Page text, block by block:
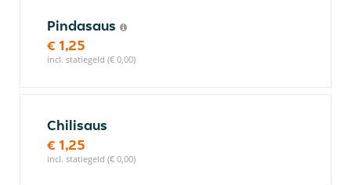
Pindasaus
€ 1,25
incl. statiegeld (€ 0,00)
Chilisaus
€ 1,25
incl. statiegeld (€ 0,00)